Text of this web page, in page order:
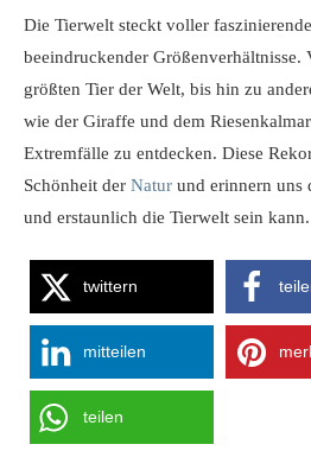
Die Tierwelt steckt voller
beeindruckender Größenverhältnisse.
größten Tier der Welt, bis hin zu
wie der Giraffe und dem
Extremfälle zu entdecken. Diese
Schönheit der Natur und erinnern uns
und erstaunlich die Tierwelt sein kann.
twittern
mitteilen
teilen